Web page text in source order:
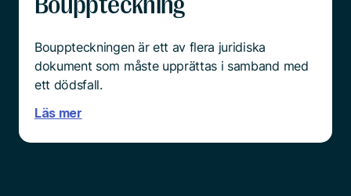
Bouppteckningen är ett av flera juridiska
dokument som måste upprättas i samband med
ett dödsfall.
Läs mer